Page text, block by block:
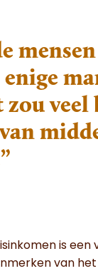
veel
is
van het